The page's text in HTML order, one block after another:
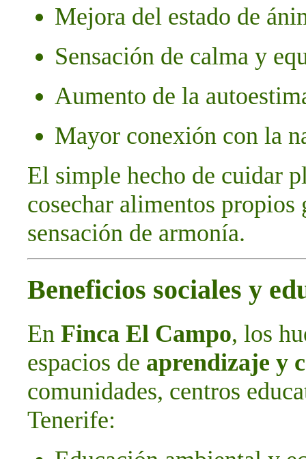
Mejora del estado de
Sensación de calma y
Aumento de la
Mayor conexión con la
El simple hecho de cuidar
cosechar alimentos propios
sensación de armonía.
Beneficios sociales y
En Finca El Campo, los
espacios de aprendizaje y
comunidades, centros
Tenerife: